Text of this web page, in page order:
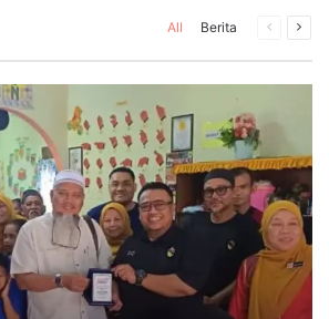
All Berita
Previous